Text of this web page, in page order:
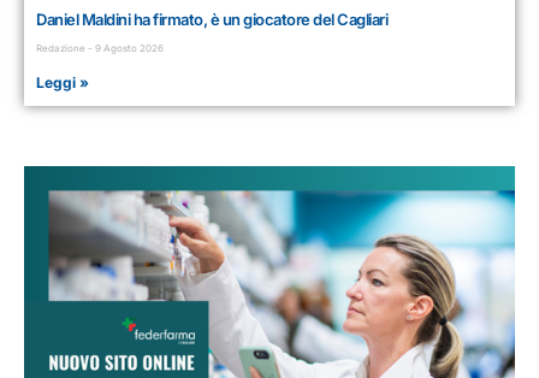
Daniel Maldini ha firmato, è un giocatore del Cagliari
Redazione 9 Agosto 2026
Leggi »